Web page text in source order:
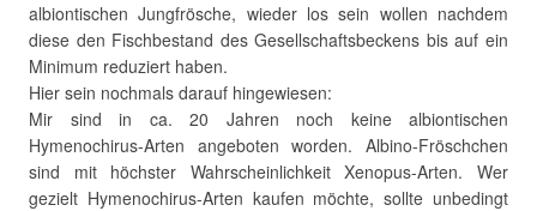
albiontischen Jungfrösche, wieder los sein wollen nachdem
diese den Fischbestand des Gesellschaftsbeckens bis auf ein
Minimum reduziert haben.
Hier sein nochmals darauf hingewiesen:
Mir sind in ca. 20 Jahren noch keine albiontischen
Hymenochirus-Arten angeboten worden. Albino-Fröschchen
sind mit höchster Wahrscheinlichkeit Xenopus-Arten. Wer
gezielt Hymenochirus-Arten kaufen möchte, sollte unbedingt